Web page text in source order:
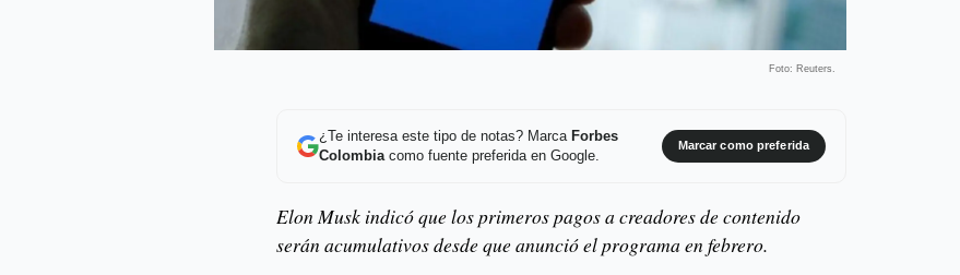
Foto: Reuters.
¿Te interesa este tipo de notas? Marca Forbes
Colombiacomo fuente preferida en Google.
Marcar como preferida
Elon Musk indicó que los primeros pagos a creadores de contenido
serán acumulativos desde que anunció el programa en febrero.